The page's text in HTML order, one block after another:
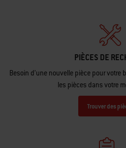
PIÈCES DE
Besoin d’une nouvelle pièce pour votre
les pièces dans votre
Trouver des